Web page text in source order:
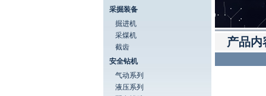
采掘装备
掘进机
采煤机
截齿
安全钻机
气动系列
液压系列
产品内